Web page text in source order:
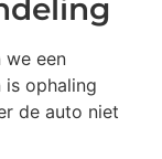
we een
is ophaling
de auto niet